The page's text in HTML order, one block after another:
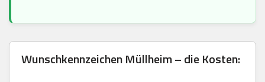
Wunschkennzeichen Müllheim – die Kosten: